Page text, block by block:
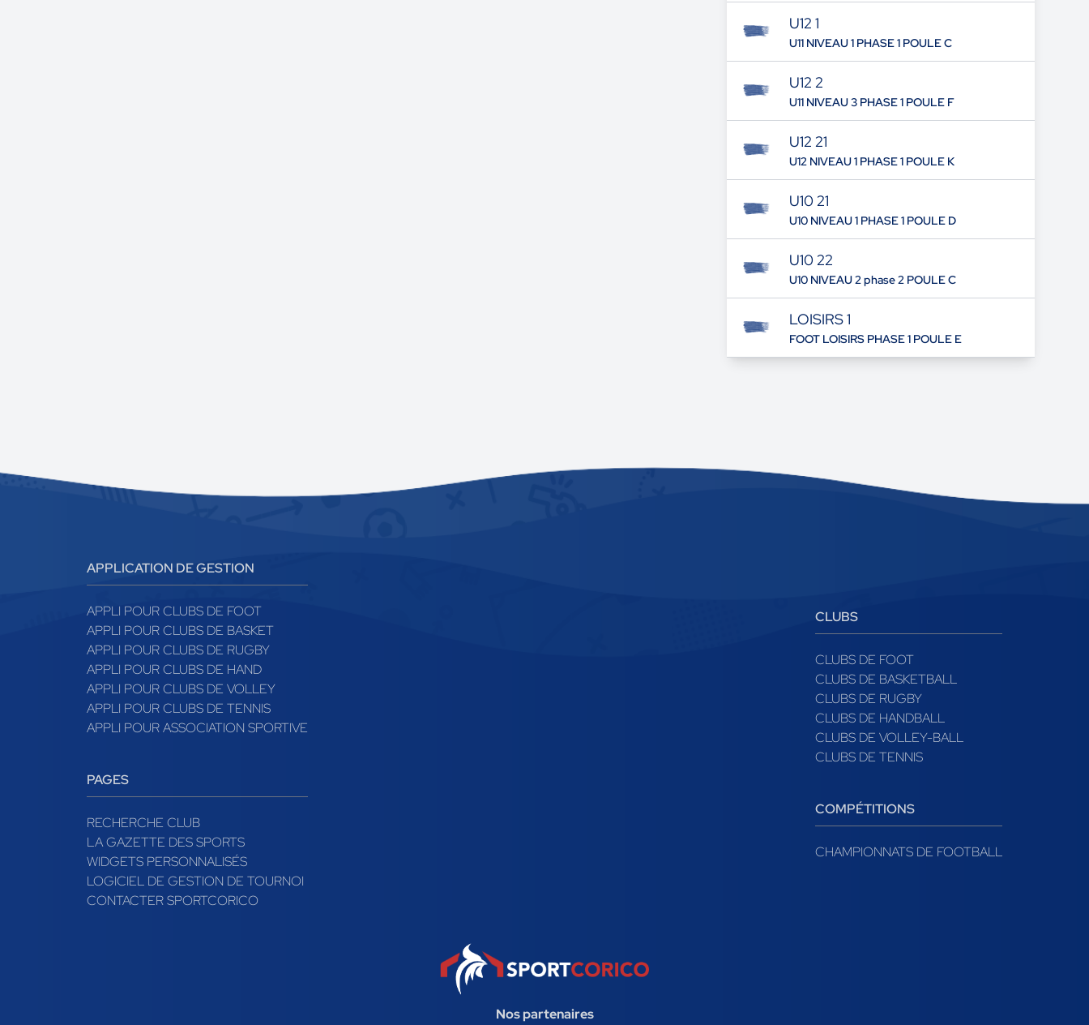
U12 1
U11 NIVEAU 1 PHASE 1 POULE C
U12 2
U11 NIVEAU 3 PHASE 1 POULE F
U12 21
U12 NIVEAU 1 PHASE 1 POULE K
U10 21
U10 NIVEAU 1 PHASE 1 POULE D
U10 22
U10 NIVEAU 2 phase 2 POULE C
LOISIRS 1
FOOT LOISIRS PHASE 1 POULE E
APPLICATION DE GESTION
APPLI POUR CLUBS DE FOOT
APPLI POUR CLUBS DE BASKET
APPLI POUR CLUBS DE RUGBY
APPLI POUR CLUBS DE HAND
APPLI POUR CLUBS DE VOLLEY
APPLI POUR CLUBS DE TENNIS
APPLI POUR ASSOCIATION SPORTIVE
PAGES
RECHERCHE CLUB
LA GAZETTE DES SPORTS
WIDGETS PERSONNALISÉS
LOGICIEL DE GESTION DE TOURNOI
CONTACTER SPORTCORICO
CLUBS
CLUBS DE FOOT
CLUBS DE BASKETBALL
CLUBS DE RUGBY
CLUBS DE HANDBALL
CLUBS DE VOLLEY-BALL
CLUBS DE TENNIS
COMPÉTITIONS
CHAMPIONNATS DE FOOTBALL
Nos partenaires